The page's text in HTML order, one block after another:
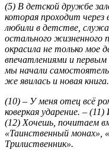
(5) В детской дружбе
которая проходит
любили в детстве,
остального
окрасила не только мое
впечатлениями и
мы начали
же явилась и новая книга.
(10) – У меня отец всё
коверкая ударение. –
(12) Хочешь, почитаем
«Таинственный монах»,
Трилиственник».